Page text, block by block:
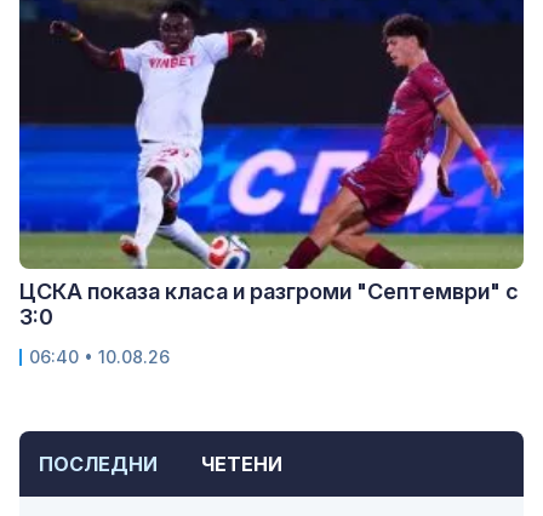
ПОСЛЕДНИ ЧЕТЕНИ
ЦСКА показа класа и разгроми "Септември" с
3:0
06:40 • 10.08.26